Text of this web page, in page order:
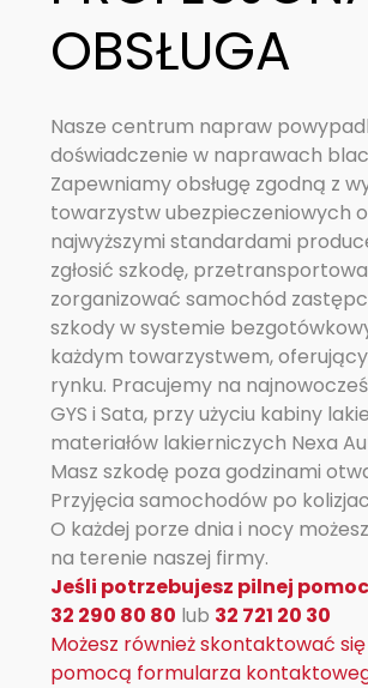
OBSŁUGA
Nasze centrum napraw
doświadczenie w naprawach
Zapewniamy obsługę zgodną z
towarzystw ubezpieczeniowych
najwyższymi standardami
zgłosić szkodę,
zorganizować samochód
szkody w systemie
każdym towarzystwem,
rynku. Pracujemy na
GYS i Sata, przy użyciu kabiny
materiałów lakierniczych Nexa
Masz szkodę poza godzinami
Przyjęcia samochodów po
O każdej porze dnia i nocy
na terenie naszej firmy.
Jeśli potrzebujesz pilnej
32 290 80 80 lub 32 721 20 30
Możesz również skontaktować
pomocą formularza